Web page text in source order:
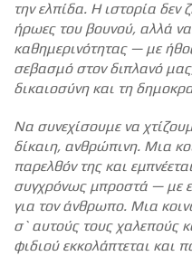
την ελπίδα. Η ιστορία δεν
ήρωες του βουνού, αλλά
καθημερινότητας — με
σεβασμό στον διπλανό
δικαιοσύνη και τη
Να συνεχίσουμε να
δίκαιη, ανθρώπινη. Μια
παρελθόν της και
συγχρόνως μπροστά — με
για τον άνθρωπο. Μια
σ` αυτούς τους χαλεπούς
φιδιού εκκολάπτεται και